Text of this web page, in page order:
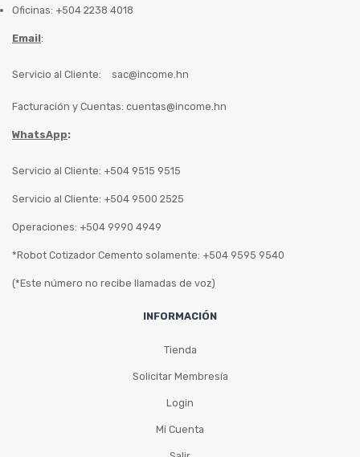
Oficinas: +504 2238 4018
Email:
Servicio al Cliente: sac@income.hn
Facturación y Cuentas: cuentas@income.hn
WhatsApp:
Servicio al Cliente: +504 9515 9515
Servicio al Cliente: +504 9500 2525
Operaciones: +504 9990 4949
*Robot Cotizador Cemento solamente: +504 9595 9540
(*Este número no recibe llamadas de voz)
INFORMACIÓN
Tienda
Solicitar Membresía
Login
Mi Cuenta